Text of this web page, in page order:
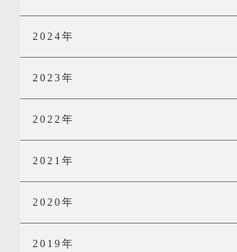
2024年
2023年
2022年
2021年
2020年
2019年